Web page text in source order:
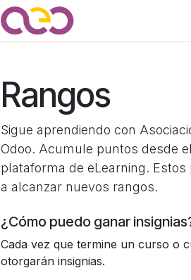
Rangos
Sigue aprendiendo con
Odoo. Acumule puntos desde
plataforma de eLearning.
a alcanzar nuevos rangos.
¿Cómo puedo ganar
Cada vez que termine un curso o
otorgarán insignias.